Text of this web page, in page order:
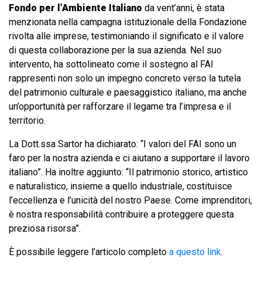
Fondo per l’Ambiente Italiano da vent’anni, è stata
menzionata nella campagna istituzionale della Fondazione
rivolta alle imprese, testimoniando il significato e il valore
di questa collaborazione per la sua azienda. Nel suo
intervento, ha sottolineato come il sostegno al FAI
rappresenti non solo un impegno concreto verso la tutela
del patrimonio culturale e paesaggistico italiano, ma anche
un’opportunità per rafforzare il legame tra l’impresa e il
territorio.
La Dott.ssa Sartor ha dichiarato: “I valori del FAI sono un
faro per la nostra azienda e ci aiutano a supportare il lavoro
italiano”. Ha inoltre aggiunto: “Il patrimonio storico, artistico
e naturalistico, insieme a quello industriale, costituisce
l’eccellenza e l’unicità del nostro Paese. Come imprenditori,
è nostra responsabilità contribuire a proteggere questa
preziosa risorsa”.
È possibile leggere l’articolo completo a questo link.